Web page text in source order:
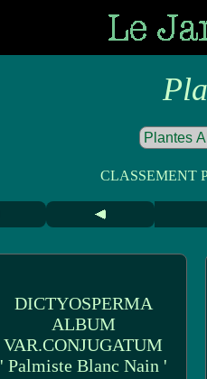
CLASSEMENT
DICTYOSPERMA
ALBUM
VAR.CONJUGATUM
' Palmiste Blanc Nain '